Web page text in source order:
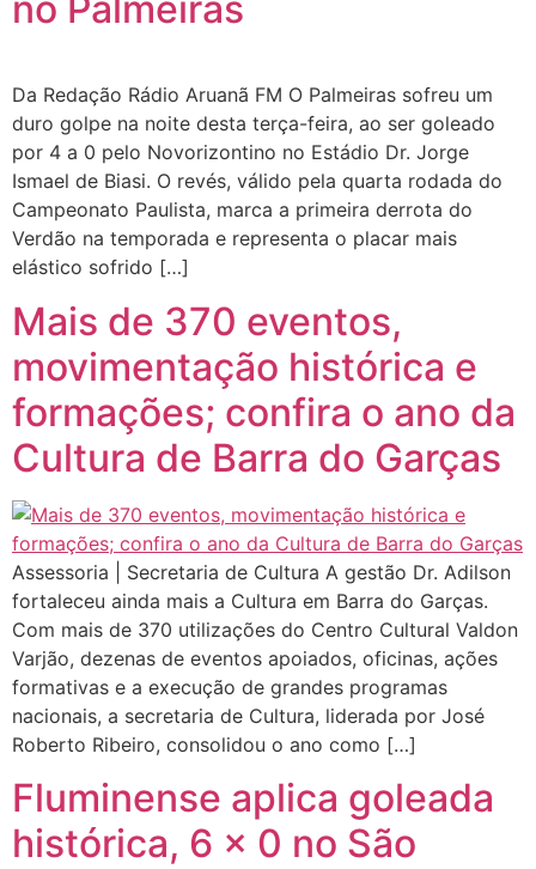
no Palmeiras
Da Redação Rádio Aruanã FM O Palmeiras sofreu um
duro golpe na noite desta terça-feira, ao ser goleado
por 4 a 0 pelo Novorizontino no Estádio Dr. Jorge
Ismael de Biasi. O revés, válido pela quarta rodada do
Campeonato Paulista, marca a primeira derrota do
Verdão na temporada e representa o placar mais
elástico sofrido […]
Mais de 370 eventos,
movimentação histórica e
formações; confira o ano da
Cultura de Barra do Garças
Assessoria | Secretaria de Cultura A gestão Dr. Adilson
fortaleceu ainda mais a Cultura em Barra do Garças.
Com mais de 370 utilizações do Centro Cultural Valdon
Varjão, dezenas de eventos apoiados, oficinas, ações
formativas e a execução de grandes programas
nacionais, a secretaria de Cultura, liderada por José
Roberto Ribeiro, consolidou o ano como […]
Fluminense aplica goleada
histórica, 6 x 0 no São